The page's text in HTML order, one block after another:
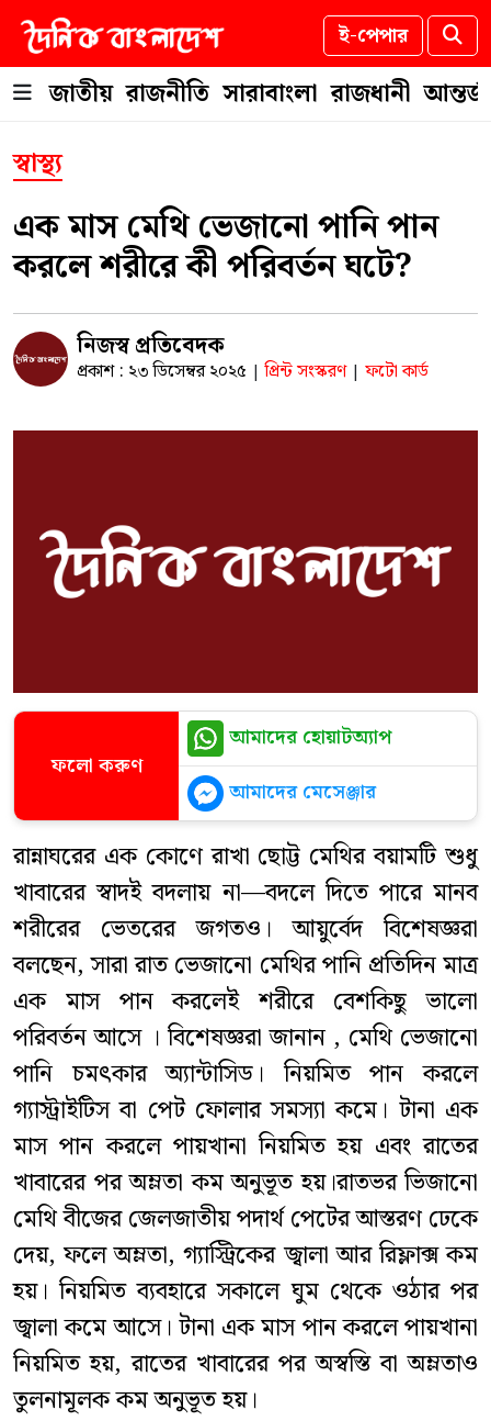
ই-পেপার
জাতীয় রাজনীতি সারাবাংলা রাজধানী
স্বাস্থ্য
এক মাস মেথি ভেজানো পানি পান
করলে শরীরে কী পরিবর্তন ঘটে?
নিজস্ব প্রতিবেদক
প্রকাশ : ২৩ ডিসেম্বর ২০২৫ | প্রিন্ট সংস্করণ | ফটো কার্ড
ফলো করুণ
আমাদের হোয়াটঅ্যাপ
আমাদের মেসেঞ্জার
রান্নাঘরের এক কোণে রাখা ছোট্ট মেথির বয়ামটি শুধু
খাবারের স্বাদই বদলায় না—বদলে দিতে পারে মানব
শরীরের ভেতরের জগতও। আয়ুর্বেদ বিশেষজ্ঞরা
বলছেন, সারা রাত ভেজানো মেথির পানি প্রতিদিন মাত্র
এক মাস পান করলেই শরীরে বেশকিছু ভালো
পরিবর্তন আসে । বিশেষজ্ঞরা জানান , মেথি ভেজানো
পানি চমৎকার অ্যান্টাসিড। নিয়মিত পান করলে
গ্যাস্ট্রাইটিস বা পেট ফোলার সমস্যা কমে। টানা এক
মাস পান করলে পায়খানা নিয়মিত হয় এবং রাতের
খাবারের পর অম্লতা কম অনুভূত হয়।রাতভর ভিজানো
মেথি বীজের জেলজাতীয় পদার্থ পেটের আস্তরণ ঢেকে
দেয়, ফলে অম্লতা, গ্যাস্ট্রিকের জ্বালা আর রিফ্লাক্স কম
হয়। নিয়মিত ব্যবহারে সকালে ঘুম থেকে ওঠার পর
জ্বালা কমে আসে। টানা এক মাস পান করলে পায়খানা
নিয়মিত হয়, রাতের খাবারের পর অস্বস্তি বা অম্লতাও
তুলনামূলক কম অনুভূত হয়।